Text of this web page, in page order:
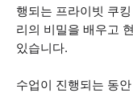
행되는 프라이빗 쿠
리의 비밀을 배우고
있습니다.
수업이 진행되는 동